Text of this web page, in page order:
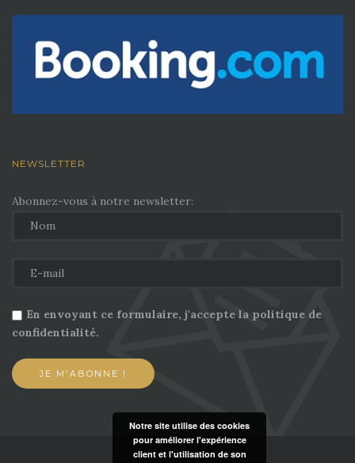
NEWSLETTER
Abonnez-vous à notre newsletter:
En envoyant ce formulaire, j'accepte la politique de
confidentialité.
Notre site utilise des cookies
pour améliorer l'expérience
client et l'utilisation de son